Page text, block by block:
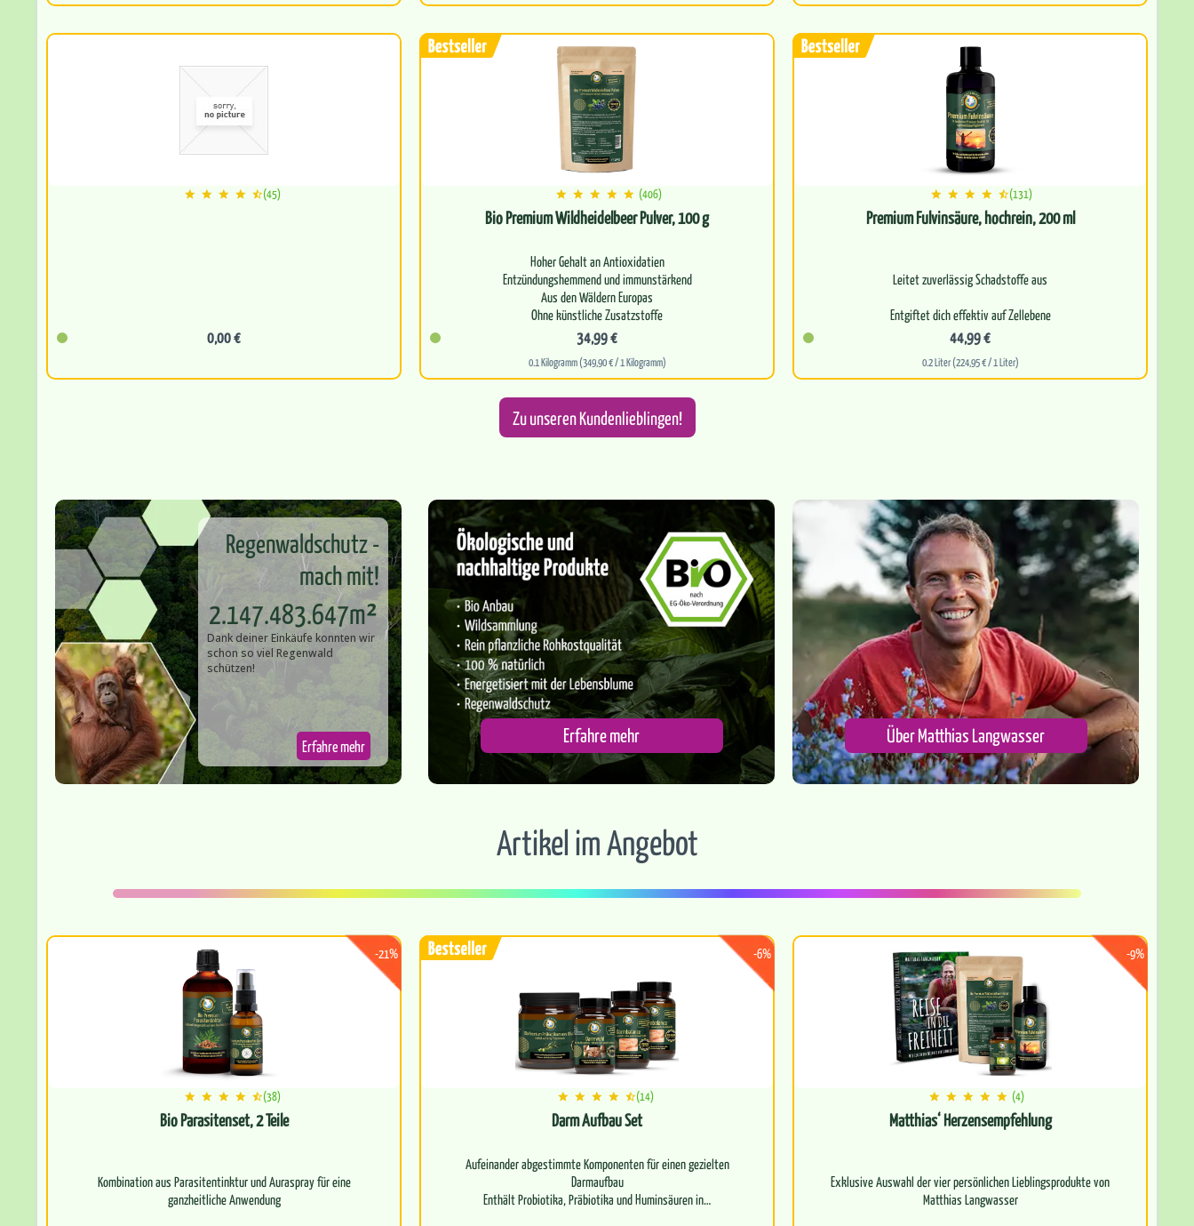
Regenwaldschutz -
mach mit!
2.147.483.647m²
Dank deiner Einkäufe konnten wir
schon so v​iel Regenwald
schützen!
Erfahre mehr Über Matthias Langwasser
Zu unseren Kundenlieblingen!
…
Artikel im Angebot
-21%
(38)
Bio Parasitenset, 2 Teile
Kombination aus Parasitentinktur und Auraspray für eine
ganzheitliche Anwendung
-6%
(14)
Darm Aufbau Set
Aufeinander abgestimmte Komponenten für einen gezielten
Darmaufbau
Enthält Probiotika, Präbiotika und Huminsäuren in…
-9%
(4)
Matthias‘ Herzensempfehlung
Exklusive Auswahl der vier persönlichen Lieblingsprodukte von
Matthias Langwasser
Erfahre mehr
(45)
0,00 €
(406)
Bio Premium Wildheidelbeer Pulver, 100 g
Hoher Gehalt an Antioxidatien
Entzündungshemmend und immunstärkend
Aus den Wäldern Europas
Ohne künstliche Zusatzstoffe
Stärkung von…
34,99 €
0.1 Kilogramm (349,90 € / 1 Kilogramm)
(131)
Premium Fulvinsäure, hochrein, 200 ml
Leitet zuverlässig Schadstoffe aus
Entgiftet dich effektiv auf Zellebene
Kurbelt deinen körpereigenen Zellstoffwechsel an
44,99 €
0.2 Liter (224,95 € / 1 Liter)